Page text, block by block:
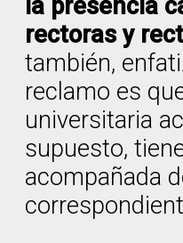
la presencia
rectoras y
también,
reclamo es
universitaria
supuesto,
acompañada